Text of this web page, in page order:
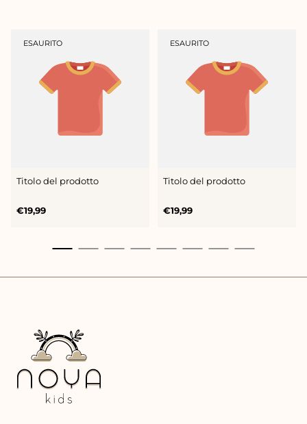
ETICHETTA
PRODOTTO:
ESAURITO
Titolo del prodotto
Prezzo
€19,99
ETICHETTA
PRODOTTO:
ESAURITO
Titolo del prodotto
Prezzo
€19,99